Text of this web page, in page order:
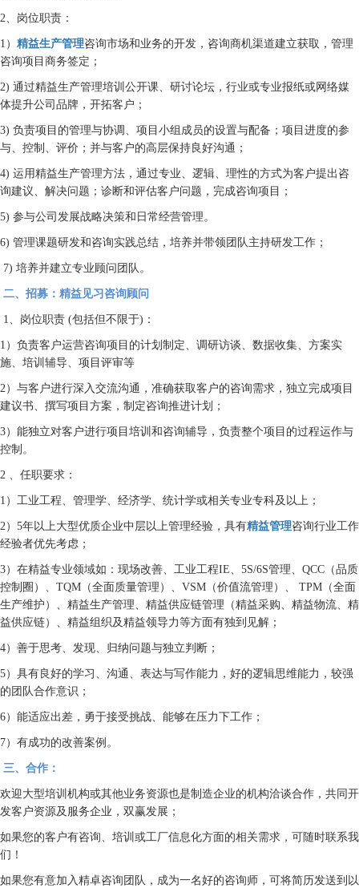
2、岗位职责：
1） 精益生产管理咨询市场和业务的开发，咨询商机渠道建立获取，管理
咨询项目商务签定；
2) 通过精益生产管理培训公开课、研讨论坛，行业或专业报纸或网络媒
体提升公司品牌，开拓客户；
3) 负责项目的管理与协调、项目小组成员的设置与配备；项目进度的参
与、控制、评价；并与客户的高层保持良好沟通；
4) 运用精益生产管理方法，通过专业、逻辑、理性的方式为客户提出咨
询建议、解决问题；诊断和评估客户问题，完成咨询项目；
5) 参与公司发展战略决策和日常经营管理。
6) 管理课题研发和咨询实践总结，培养并带领团队主持研发工作；
7) 培养并建立专业顾问团队。
二、招募：精益见习咨询顾问
1、岗位职责 (包括但不限于)：
1）负责客户运营咨询项目的计划制定、调研访谈、数据收集、方案实
施、培训辅导、项目评审等
2）与客户进行深入交流沟通，准确获取客户的咨询需求，独立完成项目
建议书、撰写项目方案，制定咨询推进计划；
3）能独立对客户进行项目培训和咨询辅导，负责整个项目的过程运作与
控制。
2 、任职要求：
1）工业工程、管理学、经济学、统计学或相关专业专科及以上；
2）5年以上大型优质企业中层以上管理经验，具有精益管理咨询行业工作
经验者优先考虑；
3）在精益专业领域如：现场改善、工业工程IE、5S/6S管理、QCC（品质
控制圈）、TQM（全面质量管理）、VSM（价值流管理）、 TPM（全面
生产维护）、精益生产管理、精益供应链管理（精益采购、精益物流、精
益供应链）、精益组织及精益领导力等方面有独到见解；
4）善于思考、发现、归纳问题与独立判断；
5）具有良好的学习、沟通、表达与写作能力，好的逻辑思维能力，较强
的团队合作意识；
6）能适应出差，勇于接受挑战、能够在压力下工作；
7）有成功的改善案例。
三、合作：
欢迎大型培训机构或其他业务资源也是制造企业的机构洽谈合作，共同开
发客户资源及服务企业，双赢发展；
如果您的客户有咨询、培训或工厂信息化方面的相关需求，可随时联系我
们！
如果您有意加入精卓咨询团队，成为一名好的咨询师，可将简历发送到以